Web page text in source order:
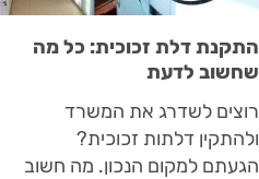
התקנת דלת זכוכית: כל מה
שחשוב לדעת
רוצים לשדרג את המשרד
ולהתקין דלתות זכוכית?
הגעתם למקום הנכון. מה חשוב